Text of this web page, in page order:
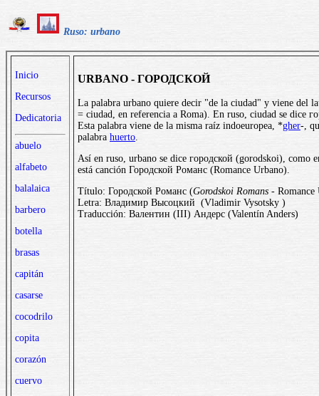
Ruso: urbano
Inicio
Recursos
Dedicatoria
abuelo
alfabeto
balalaica
barbero
botella
brasas
capitán
casarse
cocodrilo
copita
corazón
cuervo
URBANO - ГОРОДСКОЙ
La palabra urbano quiere decir "de la ciudad" y viene del
= ciudad, en referencia a Roma). En ruso, ciudad se dice
Esta palabra viene de la misma raíz indoeuropea, *gher-,
palabra huerto.
Así en ruso, urbano se dice городской (gorodskoi), como
está canción Городской Романс (Romance Urbano).
Título: Городской Романс (Gorodskoi Romans - Romance
Letra: Владимир Высоцкий (Vladimir Vysotsky )
Traducción: Валентин (III) Андерс (Valentín Anders)